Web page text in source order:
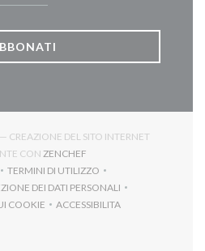
CREAZIONE DEL SITO INTERNET
CON ZENCHEF((APRE UNA NUOVA
UNA NUOVA FINESTRA))
TERMINI DI UTILIZZO
((APRE UNA NUOVA FINESTRA))
DEI DATI PERSONALI
((APRE UNA NUOVA FINESTRA))
COOKIE
UNA NUOVA FINESTRA))
ACCESSIBILITA
((APRE UNA NUOVA